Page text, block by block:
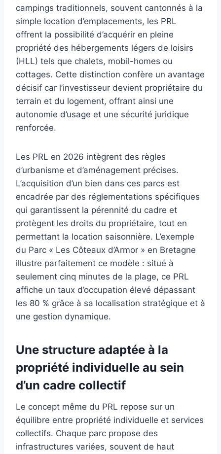
campings traditionnels, souvent cantonnés à la
simple location d’emplacements, les PRL
offrent la possibilité d’acquérir en pleine
propriété des hébergements légers de loisirs
(HLL) tels que chalets, mobil-homes ou
cottages. Cette distinction confère un avantage
décisif car l’investisseur devient propriétaire du
terrain et du logement, offrant ainsi une
autonomie d’usage et une sécurité juridique
renforcée.
Les PRL en 2026 intègrent des règles
d’urbanisme et d’aménagement précises.
L’acquisition d’un bien dans ces parcs est
encadrée par des réglementations spécifiques
qui garantissent la pérennité du cadre et
protègent les droits du propriétaire, tout en
permettant la location saisonnière. L’exemple
du Parc « Les Côteaux d’Armor » en Bretagne
illustre parfaitement ce modèle : situé à
seulement cinq minutes de la plage, ce PRL
affiche un taux d’occupation élevé dépassant
les 80 % grâce à sa localisation stratégique et à
une gestion dynamique.
Une structure adaptée à la
propriété individuelle au sein
d’un cadre collectif
Le concept même du PRL repose sur un
équilibre entre propriété individuelle et services
collectifs. Chaque parc propose des
infrastructures variées, souvent de haut